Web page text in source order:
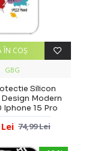
GBG
Silicon
Modern
Iphone 15 Pro
74,99 Lei
ÎN COŞ